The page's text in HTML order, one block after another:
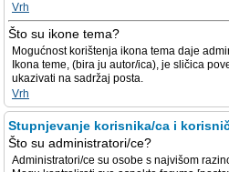
Vrh
Što su ikone tema?
Mogućnost korištenja ikona tema daje
Ikona teme, (bira ju autor/ica), je sličica
ukazivati na sadržaj posta.
Vrh
Stupnjevanje korisnika/ca i
Što su administratori/ce?
Administratori/ce su osobe s najvišom